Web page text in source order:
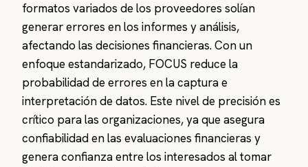
formatos variados de los proveedores solían
generar errores en los informes y análisis,
afectando las decisiones financieras. Con un
enfoque estandarizado, FOCUS reduce la
probabilidad de errores en la captura e
interpretación de datos. Este nivel de precisión es
crítico para las organizaciones, ya que asegura
confiabilidad en las evaluaciones financieras y
genera confianza entre los interesados al tomar